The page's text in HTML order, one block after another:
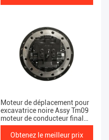
Moteur de déplacement pour
excavatrice noire Assy Tm09
moteur de conducteur final
ISO9001
Obtenez le meilleur prix